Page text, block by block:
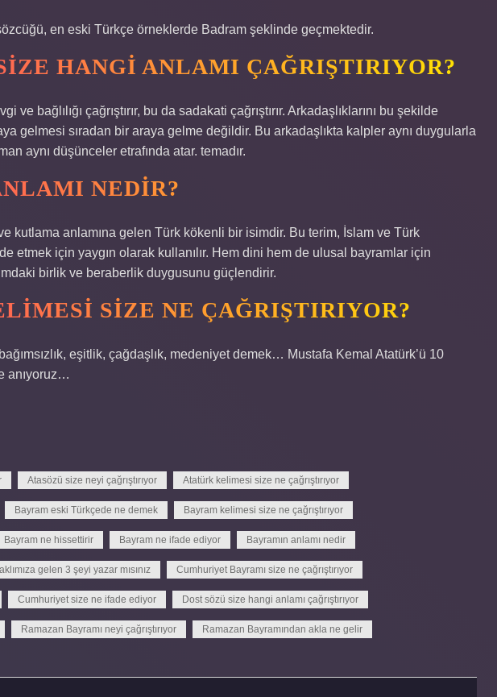
en eski Türkçe örneklerde Badram şeklinde geçmektedir.
HANGI ANLAMI ÇAĞRIŞTIRIYOR?
ve bağlılığı çağrıştırır, bu da sadakati çağrıştırır. Arkadaşlıklarını bu şekilde
gelmesi sıradan bir araya gelme değildir. Bu arkadaşlıkta kalpler aynı duygularla
aynı düşünceler etrafında atar. temadır.
NEDIR?
kutlama anlamına gelen Türk kökenli bir isimdir. Bu terim, İslam ve Türk
etmek için yaygın olarak kullanılır. Hem dini hem de ulusal bayramlar için
birlik ve beraberlik duygusunu güçlendirir.
SIZE NE ÇAĞRIŞTIRIYOR?
eşitlik, çağdaşlık, medeniyet demek… Mustafa Kemal Atatürk’ü 10
anıyoruz…
Atasözü size neyi çağrıştırıyor Atatürk kelimesi size ne çağrıştırıyor
Bayram eski Türkçede ne demek Bayram kelimesi size ne çağrıştırıyor
Bayram ne hissettirir Bayram ne ifade ediyor Bayramın anlamı nedir
gelen 3 şeyi yazar mısınız Cumhuriyet Bayramı size ne çağrıştırıyor
Cumhuriyet size ne ifade ediyor Dost sözü size hangi anlamı çağrıştırıyor
Ramazan Bayramı neyi çağrıştırıyor Ramazan Bayramından akla ne gelir